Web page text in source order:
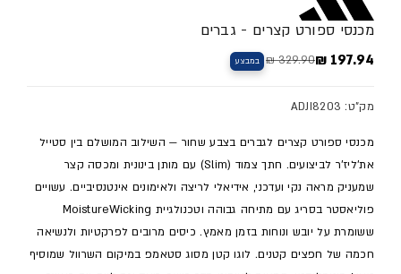
מכנסי ספורט קצרים - גברים
מחיר מבצע
197.94 ₪
מחיר מלא 329.90 ₪ במבצע
מק"ט: ADJI8203
מכנסי ספורט קצרים לגברים בצבע שחור — השילוב המושלם בין סטייל
את'ליז'ר לביצועים. חתך צמוד (Slim) עם מותן בינונית ומכסה קצר
שמעניק מראה נקי ועדכני, אידיאלי לריצה ולאימונים אינטנסיביים. עשויים
פוליאסטר בסריג עם מתיחה גבוהה וטכנולגיית MoistureWicking
ששומרת על יובש ונוחות בזמן מאמץ. כיסים מרובים לפרקטיות ולנשיאה
חכמה של חפצים קטנים. לוגו קטן מסוג סטאמפ במיקום השרוול שמוסיף